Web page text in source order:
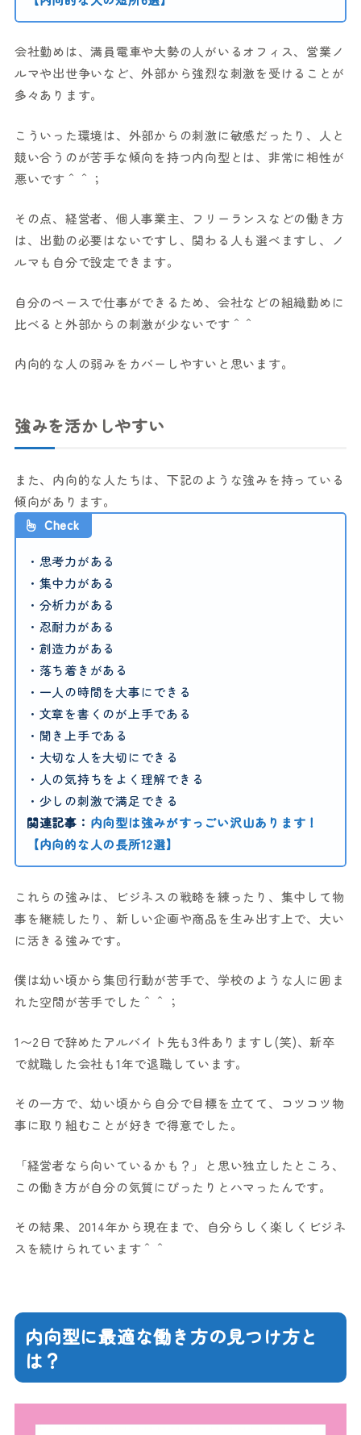
会社勤めは、満員電車や大勢の人がいるオフィス、営業ノ
ルマや出世争いなど、外部から強烈な刺激を受けることが
多々あります。
こういった環境は、外部からの刺激に敏感だったり、人と
競い合うのが苦手な傾向を持つ内向型とは、非常に相性が
悪いです＾＾；
その点、経営者、個人事業主、フリーランスなどの働き方
は、出勤の必要はないですし、関わる人も選べますし、ノ
ルマも自分で設定できます。
自分のペースで仕事ができるため、会社などの組織勤めに
比べると外部からの刺激が少ないです＾＾
内向的な人の弱みをカバーしやすいと思います。
強みを活かしやすい
また、内向的な人たちは、下記のような強みを持っている
傾向があります。
Check
・思考力がある
・集中力がある
・分析力がある
・忍耐力がある
・創造力がある
・落ち着きがある
・一人の時間を大事にできる
・文章を書くのが上手である
・聞き上手である
・大切な人を大切にできる
・人の気持ちをよく理解できる
・少しの刺激で満足できる
関連記事： 内向型は強みがすっごい沢山あります！
【内向的な人の長所12選】
これらの強みは、ビジネスの戦略を練ったり、集中して物
事を継続したり、新しい企画や商品を生み出す上で、大い
に活きる強みです。
僕は幼い頃から集団行動が苦手で、学校のような人に囲ま
れた空間が苦手でした＾＾；
1〜2日で辞めたアルバイト先も3件ありますし(笑)、新卒
で就職した会社も1年で退職しています。
その一方で、幼い頃から自分で目標を立てて、コツコツ物
事に取り組むことが好きで得意でした。
「経営者なら向いているかも？」と思い独立したところ、
この働き方が自分の気質にぴったりとハマったんです。
その結果、2014年から現在まで、自分らしく楽しくビジネ
スを続けられています＾＾
内向型に最適な働き方の見つけ方と
は？